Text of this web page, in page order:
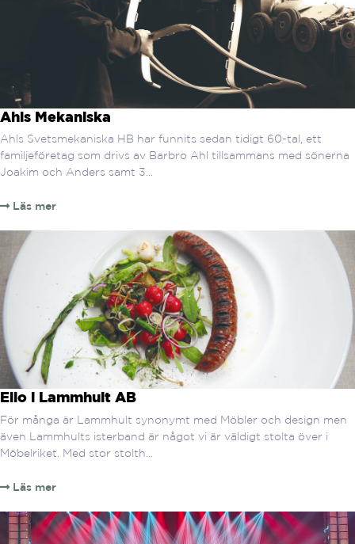
Ahls Mekaniska
Ahls Svetsmekaniska HB har funnits sedan tidigt 60-tal, ett
familjeföretag som drivs av Barbro Ahl tillsammans med sönerna
Joakim och Anders samt 3...
Läs mer
Ello i Lammhult AB
För många är Lammhult synonymt med Möbler och design men
även Lammhults isterband är något vi är väldigt stolta över i
Möbelriket. Med stor stolth...
Läs mer